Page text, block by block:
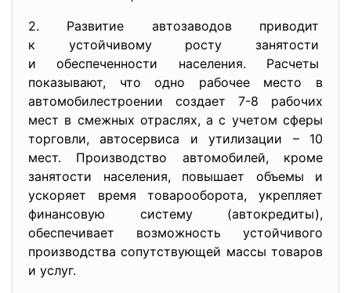
2. Развитие автозаводов приводит
к устойчивому росту занятости
и обеспеченности населения. Расчеты
показывают, что одно рабочее место в
автомобилестроении создает 7-8 рабочих
мест в смежных отраслях, а с учетом сферы
торговли, автосервиса и утилизации – 10
мест. Производство автомобилей, кроме
занятости населения, повышает объемы и
ускоряет время товарооборота, укрепляет
финансовую систему (автокредиты),
обеспечивает возможность устойчивого
производства сопутствующей массы товаров
и услуг.